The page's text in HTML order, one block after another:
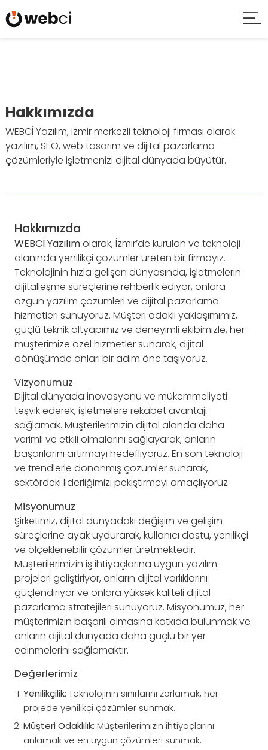
Hakkımızda
WEBCİ Yazılım, İzmir merkezli teknoloji firması olarak
yazılım, SEO, web tasarım ve dijital pazarlama
çözümleriyle işletmenizi dijital dünyada büyütür.
Hakkımızda
WEBCİ Yazılımolarak, İzmir’de kurulan ve teknoloji
alanında yenilikçi çözümler üreten bir firmayız.
Teknolojinin hızla gelişen dünyasında, işletmelerin
dijitalleşme süreçlerine rehberlik ediyor, onlara
özgün yazılım çözümleri ve dijital pazarlama
hizmetleri sunuyoruz. Müşteri odaklı yaklaşımımız,
güçlü teknik altyapımız ve deneyimli ekibimizle, her
müşterimize özel hizmetler sunarak, dijital
dönüşümde onları bir adım öne taşıyoruz.
Vizyonumuz
Dijital dünyada inovasyonu ve mükemmeliyeti
teşvik ederek, işletmelere rekabet avantajı
sağlamak. Müşterilerimizin dijital alanda daha
verimli ve etkili olmalarını sağlayarak, onların
başarılarını artırmayı hedefliyoruz. En son teknoloji
ve trendlerle donanmış çözümler sunarak,
sektördeki liderliğimizi pekiştirmeyi amaçlıyoruz.
Misyonumuz
Şirketimiz, dijital dünyadaki değişim ve gelişim
süreçlerine ayak uydurarak, kullanıcı dostu, yenilikçi
ve ölçeklenebilir çözümler üretmektedir.
Müşterilerimizin iş ihtiyaçlarına uygun yazılım
projeleri geliştiriyor, onların dijital varlıklarını
güçlendiriyor ve onlara yüksek kaliteli dijital
pazarlama stratejileri sunuyoruz. Misyonumuz, her
müşterimizin başarılı olmasına katkıda bulunmak ve
onların dijital dünyada daha güçlü bir yer
edinmelerini sağlamaktır.
Değerlerimiz
Yenilikçilik: Teknolojinin sınırlarını zorlamak, her
projede yenilikçi çözümler sunmak.
Müşteri Odaklılık: Müşterilerimizin ihtiyaçlarını
anlamak ve en uygun çözümleri sunmak.